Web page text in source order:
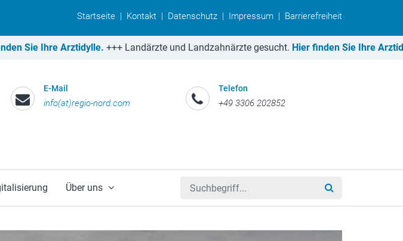
Startseite | Kontakt | Datenschutz | Impressum | Barrierefreiheit
Ihre Arztidylle.+++Landärzte und Landzahnärzte gesucht.Hier finden Sie Ihre Arztidylle.+++
E-Mail
info(at)regio-nord.com
Telefon
+49 3306 202852
Über uns
Suchbegriff eingeben